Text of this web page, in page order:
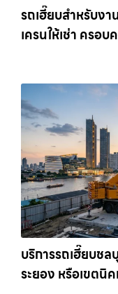
รถเฮี๊ยบสำหรับง
เครนให้เช่า ครอ
บริการรถเฮี๊ยบช
ระยอง หรือเขตนิ